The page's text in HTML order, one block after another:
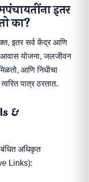
इतर
का?
इतर सर्व केंद्र आणि
आवास योजना, जलजीवन
आणि निधीचा
पात्र ठरतात.
&
अधिकृत
Links):